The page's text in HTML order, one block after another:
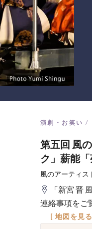
演劇・お笑い
第五回 風
ク」薪能「
風のアーティス
「新宮 晋
連絡事項をご
[ 地図を見